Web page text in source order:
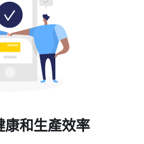
康和生產效率